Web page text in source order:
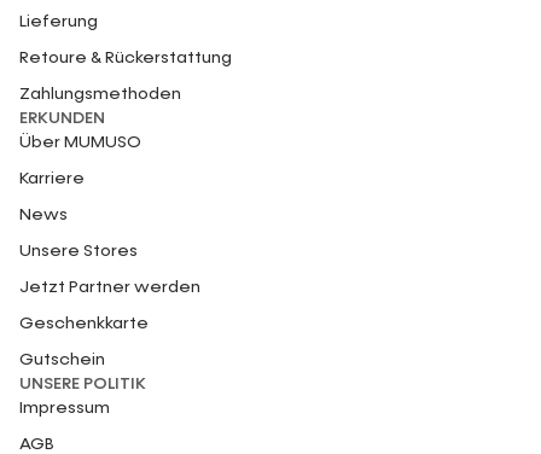
Lieferung
Retoure & Rückerstattung
Zahlungsmethoden
ERKUNDEN
Über MUMUSO
Karriere
News
Unsere Stores
Jetzt Partner werden
Geschenkkarte
Gutschein
UNSERE POLITIK
Impressum
AGB